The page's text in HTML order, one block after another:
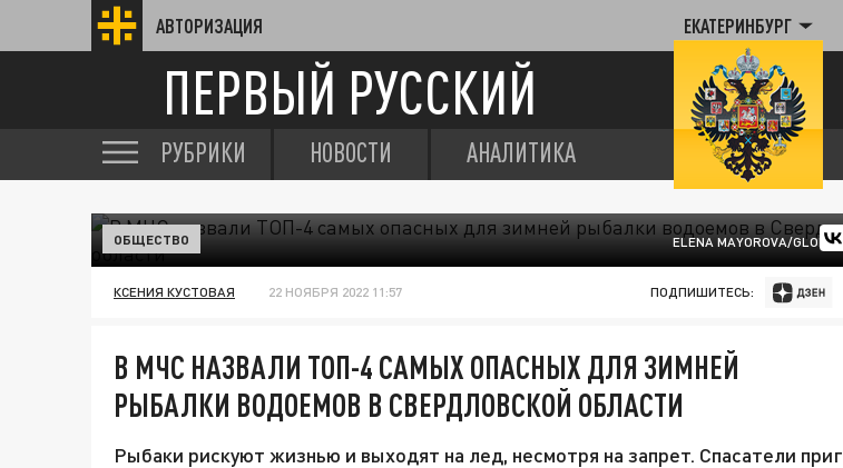
АВТОРИЗАЦИЯ ЕКАТЕРИНБУРГ
ПЕРВЫЙ РУССКИЙ
РУБРИКИ НОВОСТИ АНАЛИТИКА
ELENA MAYOROVA/
ОБЩЕСТВО
КСЕНИЯ КУСТОВАЯ 22 НОЯБРЯ 2022 11:57 ПОДПИШИТЕСЬ:
В МЧС НАЗВАЛИ ТОП-4 САМЫХ ОПАСНЫХ ДЛЯ ЗИМНЕЙ
РЫБАЛКИ ВОДОЕМОВ В СВЕРДЛОВСКОЙ ОБЛАСТИ
Рыбаки рискуют жизнью и выходят на лед, несмотря на запрет. Спасатели